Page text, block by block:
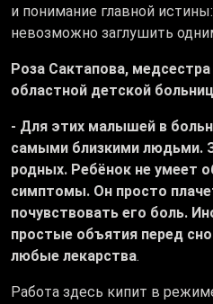
и понимание главной
невозможно заглушить
Роза Сактапова,
областной детской
- Для этих малышей в
самыми близкими людьми.
родных. Ребёнок не умеет
симптомы. Он просто
почувствовать его боль.
простые объятия перед
любые лекарства.
Работа здесь кипит в